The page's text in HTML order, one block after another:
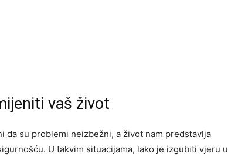
vaš život
da su problemi neizbežni, a život nam predstavlja
U takvim situacijama, lako je izgubiti vjeru u